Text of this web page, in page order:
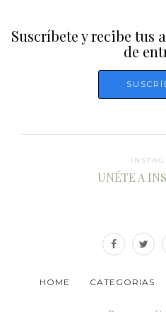
Suscríbete y recibe tus
de
UNÉTE A
HOME CATEGORIAS